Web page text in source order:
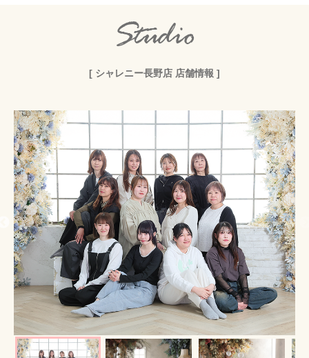
Studio
[ シャレニー長野店 店舗情報 ]